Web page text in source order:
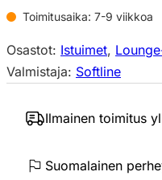
Toimitusaika: 7-9 viikkoa
Osastot: Istuimet,
Valmistaja: Softline
Ilmainen toimitus
Suomalainen